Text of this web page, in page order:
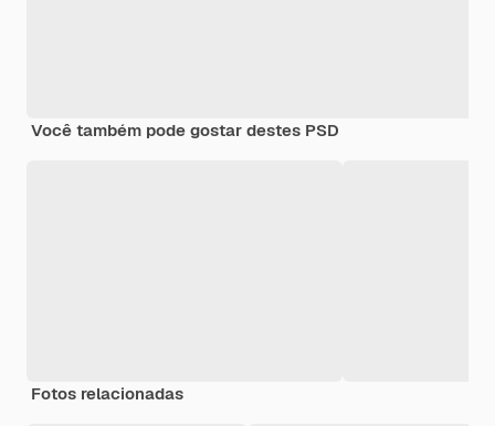
Você também pode gostar destes PSD
Fotos relacionadas